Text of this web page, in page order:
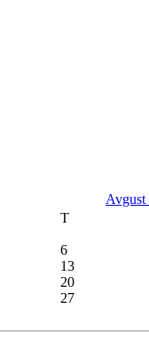
Avgust
T
6
13
20
27